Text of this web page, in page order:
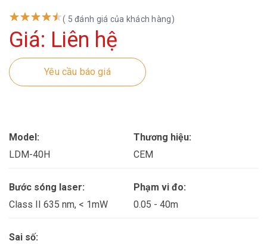
( 5 đánh giá của khách hàng)
Giá: Liên hệ
Yêu cầu báo giá
Model:
LDM-40H
Thương hiệu:
CEM
Bước sóng laser:
Class II 635 nm, < 1mW
Phạm vi đo:
0.05 - 40m
Sai số: